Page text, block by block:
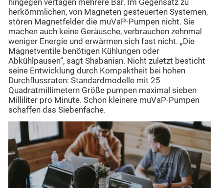
hingegen vertagen mehrere Bar. Im Gegensatz zu
herkömmlichen, von Magneten gesteuerten Systemen,
stören Magnetfelder die muVaP-Pumpen nicht. Sie
machen auch keine Geräusche, verbrauchen zehnmal
weniger Energie und erwärmen sich fast nicht. „Die
Magnetventile benötigen Kühlungen oder
Abkühlpausen“, sagt Shabanian. Nicht zuletzt besticht
seine Entwicklung durch Kompaktheit bei hohen
Durchflussraten: Standardmodelle mit 25
Quadratmillimetern Größe pumpen maximal sieben
Milliliter pro Minute. Schon kleinere muVaP-Pumpen
schaffen das Siebenfache.